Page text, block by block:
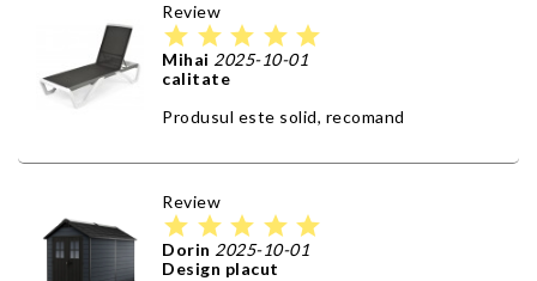
Review
star star star star star
Mihai 2025-10-01
calitate
Produsul este solid, recomand
Review
star star star star star
Dorin 2025-10-01
Design placut